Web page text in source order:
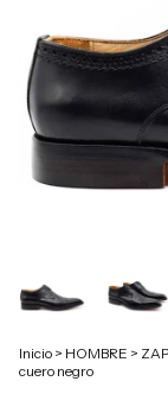
Inicio > HOMBRE >
cuero negro